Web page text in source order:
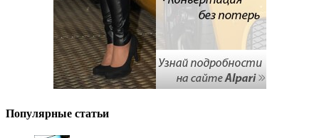
Популярные статьи